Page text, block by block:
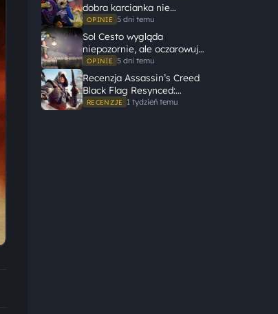
dobra karcianka nie
potrzebuje wielkiego
świata, żeby opowiedzieć
dużą historię
OPINIE 5 dni temu
Sol Cesto wygląda
niepozornie, ale oczarowuje
gameplayem
OPINIE 5 dni temu
Recenzja Assassin’s Creed
Black Flag Resynced:
Ubisoft tego nie zepsuł
RECENZJE 1 tydzień temu